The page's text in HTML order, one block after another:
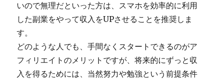
いので無理だといった方は、スマホを効率的に利用
した副業をやって収入をUPさせることを推奨しま
す。
どのような人でも、手間なくスタートできるのがア
フィリエイトのメリットですが、将来的にずっと収
入を得るためには、当然努力や勉強という前提条件